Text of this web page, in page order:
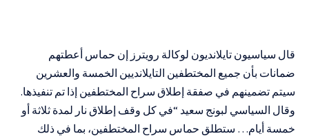
قال سياسيون تايلانديون لوكالة رويترز إن حماس أعطتهم
ضمانات بأن جميع المختطفين التايلانديين الخمسة والعشرين
سيتم تضمينهم في صفقة إطلاق سراح المختطفين إذا تم تنفيذها.
وقال السياسي لبونج سعيد “في كل وقف إطلاق نار لمدة ثلاثة أو
خمسة أيام… ستطلق حماس سراح المختطفين، بما في ذلك